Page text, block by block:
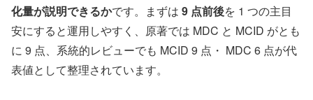
化量が説明できるかです。まずは 9 点前後を 1 つの主目
安にすると運用しやすく、原著では MDC と MCID がとも
に 9 点、系統的レビューでも MCID 9 点・ MDC 6 点が代
表値として整理されています。